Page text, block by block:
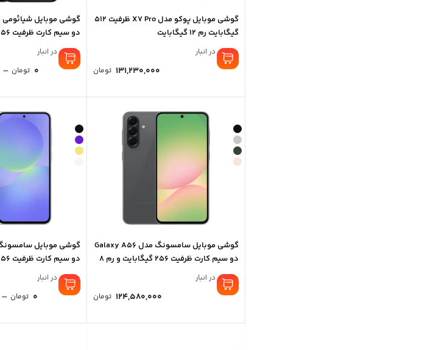
گوشی موبایل پوکو مدل X7 Pro ظرفیت 512
گیگابایت رم 12 گیگابایت
موجود در انبار
131,230,000 تومان
گیگابایت
موجود در انبار
0 تومان –
گوشی موبایل سامسونگ مدل Galaxy A56
دو سیم کارت ظرفیت 256 گیگابایت و رم 8
گیگابایت
موجود در انبار
124,580,000 تومان
گیگابایت
موجود در انبار
0 تومان –